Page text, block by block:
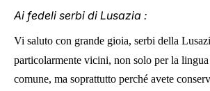
Ai fedeli serbi di Lusazia :
Vi saluto con grande gioia, serbi della
particolarmente vicini, non solo per la lingua
comune, ma soprattutto perché avete